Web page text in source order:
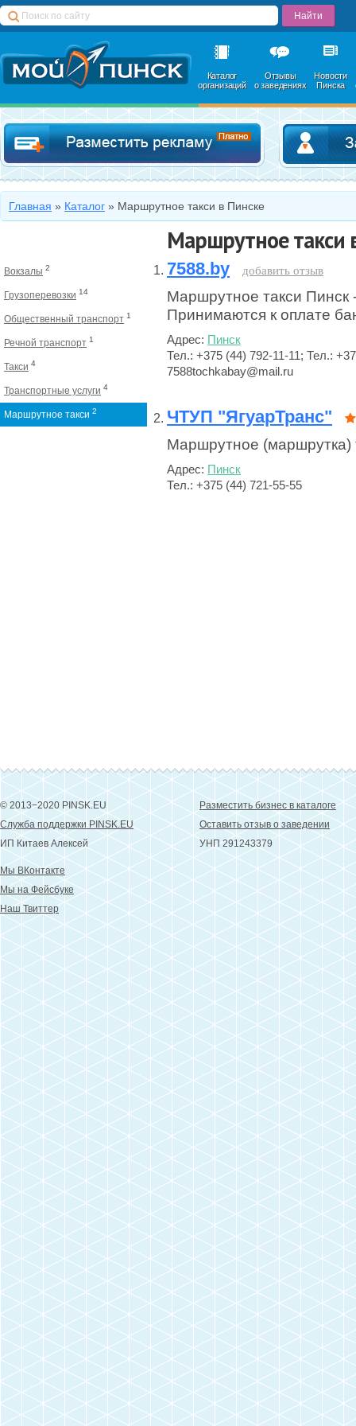
Каталог
организаций
Отзывы
о заведениях
Новости
Пинска
Добавить в
Главная » Каталог » Маршрутное такси в Пинске
Маршрутное такси
Вокзалы 2
Грузоперевозки 14
Общественный транспорт 1
Речной транспорт 1
Такси 4
Транспортные услуги 4
Маршрутное такси 2
7588.by добавить отзыв
Маршрутное такси Пинск
Принимаются к оплате
Адрес: Пинск
Тел.: +375 (44) 792-11-11; Тел.:
7588tochkabay@mail.ru
ЧТУП "ЯгуарТранс"
Маршрутное (маршрутка)
Адрес: Пинск
Тел.: +375 (44) 721-55-55
© 2013−2020 PINSK.EU
Служба поддержки PINSK.EU
ИП Китаев Алексей
Разместить бизнес в каталоге
Оставить отзыв о заведении
УНП 291243379
Мы ВКонтакте
Мы на Фейсбуке
Наш Твиттер